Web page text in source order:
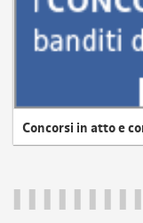
Concorsi in atto e